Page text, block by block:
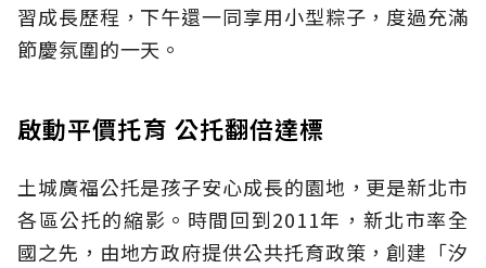
習成長歷程，下午還一同享用小型粽子，度過充滿
節慶氛圍的一天。
啟動平價托育 公托翻倍達標
土城廣福公托是孩子安心成長的園地，更是新北市
各區公托的縮影。時間回到2011年，新北市率全
國之先，由地方政府提供公共托育政策，創建「汐